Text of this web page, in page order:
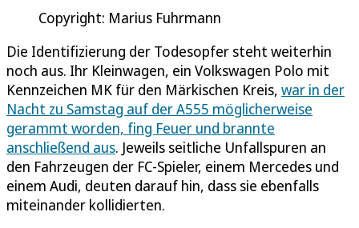
Copyright: Marius Fuhrmann
Die Identifizierung der Todesopfer steht weiterhin
noch aus. Ihr Kleinwagen, ein Volkswagen Polo mit
Kennzeichen MK für den Märkischen Kreis, war in der
Nacht zu Samstag auf der A555 möglicherweise
gerammt worden, fing Feuer und brannte
anschließend aus. Jeweils seitliche Unfallspuren an
den Fahrzeugen der FC-Spieler, einem Mercedes und
einem Audi, deuten darauf hin, dass sie ebenfalls
miteinander kollidierten.